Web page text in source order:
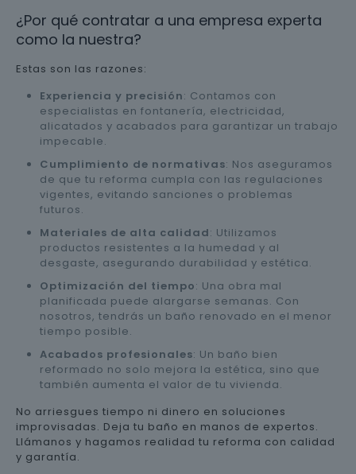
¿Por qué contratar a una empresa experta
como la nuestra?
Estas son las razones:
Experiencia y precisión: Contamos con
especialistas en fontanería, electricidad,
alicatados y acabados para garantizar un trabajo
impecable.
Cumplimiento de normativas: Nos aseguramos
de que tu reforma cumpla con las regulaciones
vigentes, evitando sanciones o problemas
futuros.
Materiales de alta calidad: Utilizamos
productos resistentes a la humedad y al
desgaste, asegurando durabilidad y estética.
Optimización del tiempo: Una obra mal
planificada puede alargarse semanas. Con
nosotros, tendrás un baño renovado en el menor
tiempo posible.
Acabados profesionales: Un baño bien
reformado no solo mejora la estética, sino que
también aumenta el valor de tu vivienda.
No arriesgues tiempo ni dinero en soluciones
improvisadas. Deja tu baño en manos de expertos.
Llámanos y hagamos realidad tu reforma con calidad
y garantía.